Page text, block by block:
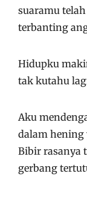
suaramu
terbanting
Hidupku
tak kutahu
Aku
dalam hening
Bibir rasanya
gerbang